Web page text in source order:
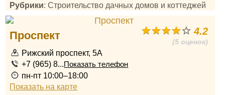
Рубрики: Строительство дачных домов и коттеджей
4.2
(5 оценок)
Проспект
Рижский проспект, 5А
+7 (965) 8...Показать телефон
пн-пт 10:00–18:00
Показать на карте